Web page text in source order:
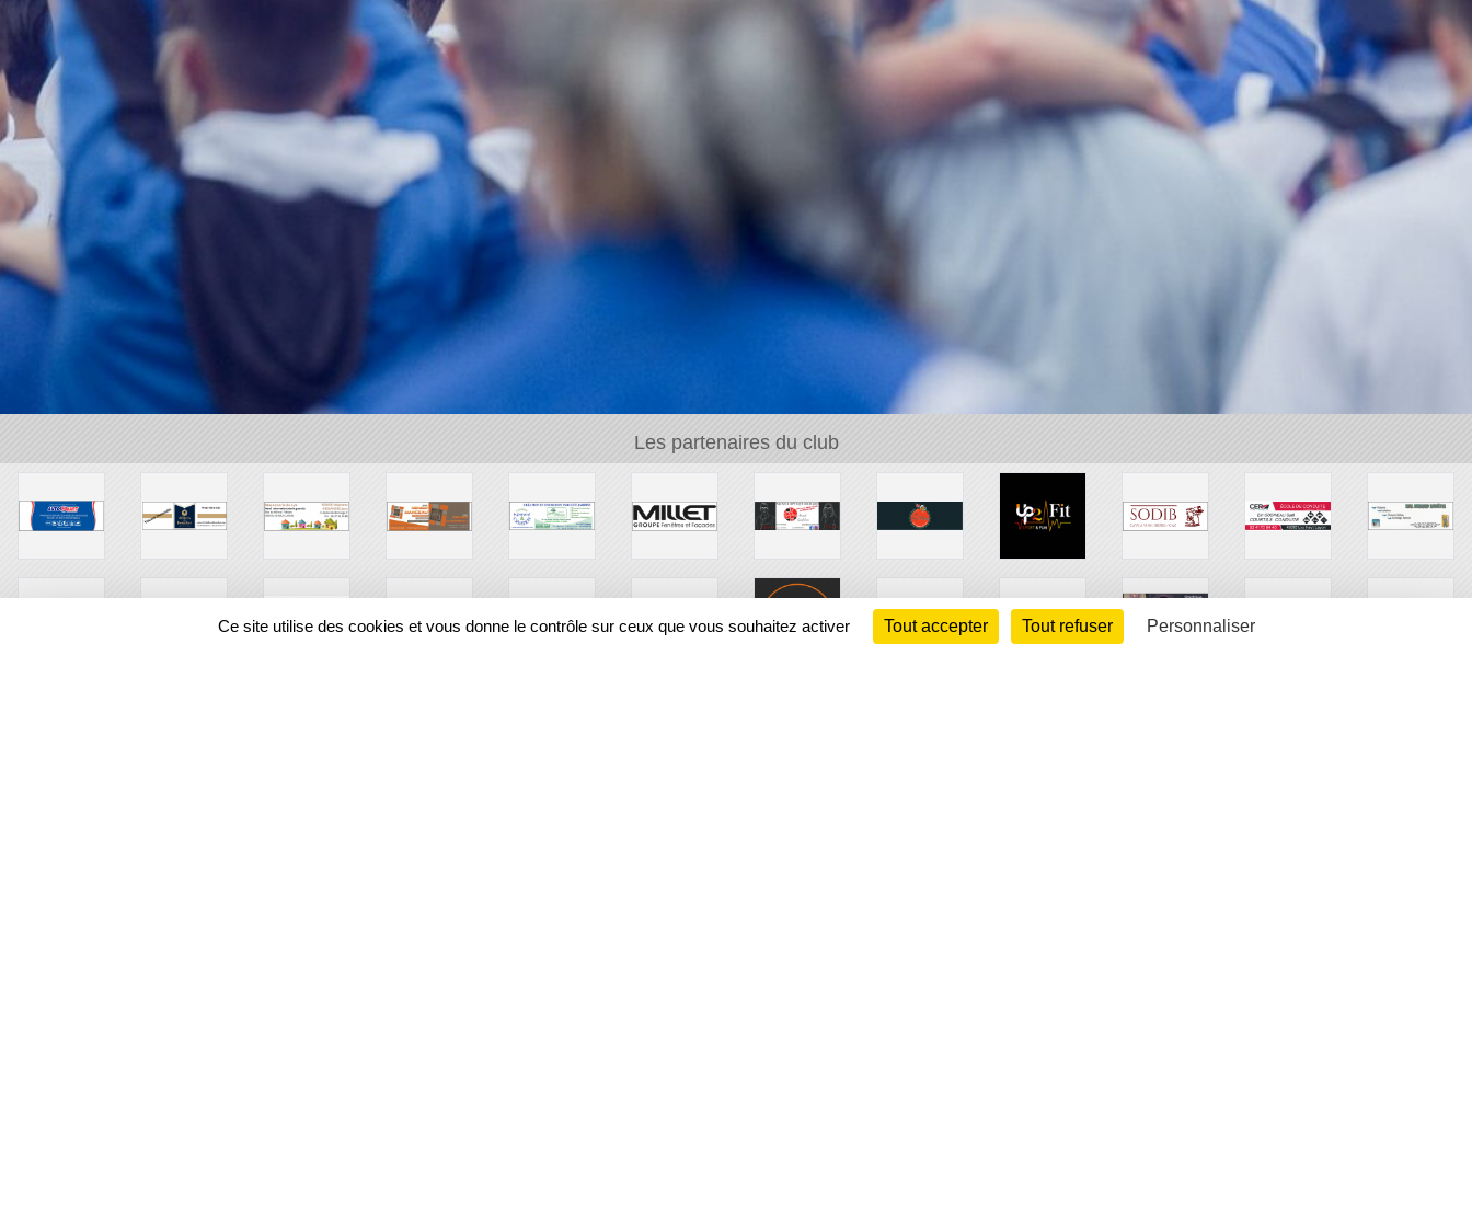
Les partenaires du club
Ce site utilise des cookies et vous donne le contrôle sur ceux que vous souhaitez activer Tout accepter Tout refuser Personnaliser